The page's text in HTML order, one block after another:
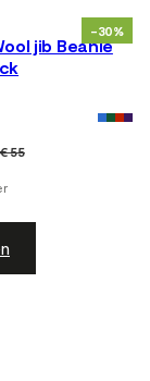
-30%
jib Beanie
55